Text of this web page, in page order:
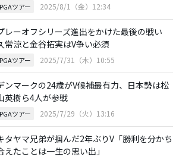
PGAツアー 2025/8/1（金）12:34
レーオフシリーズ進出をかけた最後の戦い
常涼と金谷拓実はV争い必須
PGAツアー 2025/7/31（木）10:55
ンマークの24歳がV候補最有力、日本勢は松
英樹ら4人が参戦
PGAツアー 2025/7/29（火）13:16
タヤマ兄弟が掴んだ2年ぶりV「勝利を分かち
えたことは一生の思い出」